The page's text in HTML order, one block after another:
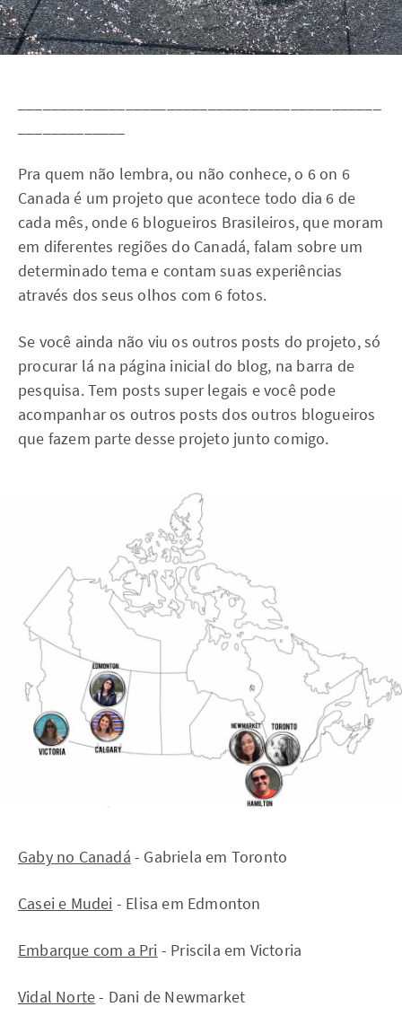
Pra quem não lembra, ou não conhece, o 6 on 6
Canada é um projeto que acontece todo dia 6 de
cada mês, onde 6 blogueiros Brasileiros, que moram
em diferentes regiões do Canadá, falam sobre um
determinado tema e contam suas experiências
através dos seus olhos com 6 fotos.
Se você ainda não viu os outros posts do projeto, só
procurar lá na página inicial do blog, na barra de
pesquisa. Tem posts super legais e você pode
acompanhar os outros posts dos outros blogueiros
que fazem parte desse projeto junto comigo.
Gaby no Canadá - Gabriela em Toronto
Casei e Mudei - Elisa em Edmonton
Embarque com a Pri - Priscila em Victoria
Vidal Norte- Dani de Newmarket